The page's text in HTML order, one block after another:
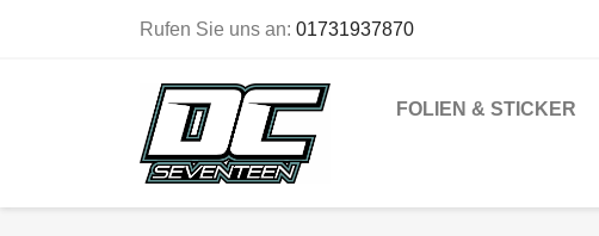
Rufen Sie uns an: 01731937870
FOLIEN & STICKER